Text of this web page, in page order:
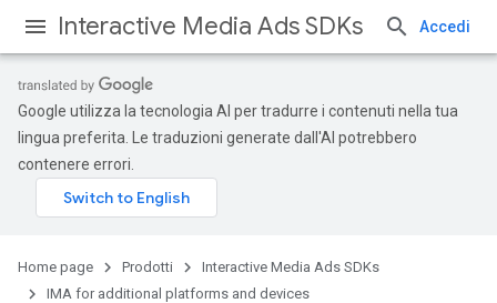
Interactive Media Ads SDKs Accedi
Google utilizza la tecnologia AI per tradurre i contenuti nella tua
lingua preferita. Le traduzioni generate dall'AI potrebbero
contenere errori.
Home page Prodotti
Interactive Media Ads SDKs
IMA for additional platforms and devices